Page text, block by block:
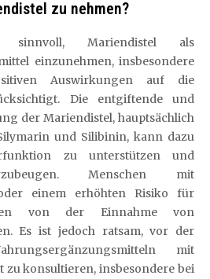
zu nehmen?
Mariendistel als
einzunehmen, insbesondere
Auswirkungen auf die
Die entgiftende und
der Mariendistel, hauptsächlich
und Silibinin, kann dazu
zu unterstützen und
Menschen mit
einem erhöhten Risiko für
von der Einnahme von
Es ist jedoch ratsam, vor der
mit
konsultieren, insbesondere bei